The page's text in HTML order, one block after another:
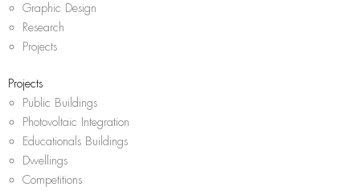
Graphic Design
Research
Projects
Projects
Public Buildings
Photovoltaic Integration
Educationals Buildings
Dwellings
Competitions